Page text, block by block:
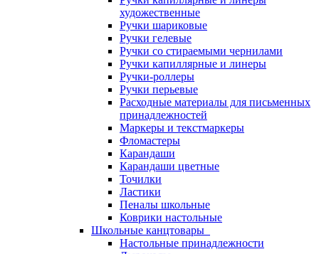
художественные
Ручки шариковые
Ручки гелевые
Ручки со стираемыми чернилами
Ручки капиллярные и линеры
Ручки-роллеры
Ручки перьевые
Расходные материалы для письменных
принадлежностей
Маркеры и текстмаркеры
Фломастеры
Карандаши
Карандаши цветные
Точилки
Ластики
Пеналы школьные
Коврики настольные
Школьные канцтовары
Настольные принадлежности